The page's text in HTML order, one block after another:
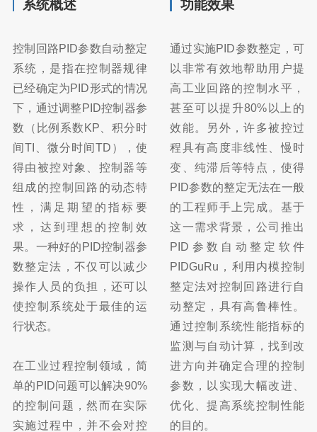
系统概述
控制回路PID参数自动整定
系统，是指在控制器规律
已经确定为PID形式的情况
下，通过调整PID控制器参
数（比例系数KP、积分时
间TI、微分时间TD），使
得由被控对象、控制器等
组成的控制回路的动态特
性，满足期望的指标要
求，达到理想的控制效
果。一种好的PID控制器参
数整定法，不仅可以减少
操作人员的负担，还可以
使控制系统处于最佳的运
行状态。
在工业过程控制领域，简
单的PID问题可以解决90%
的控制问题，然而在实际
实施过程中，并不会对控
功能效果
通过实施PID参数整定，可
以非常有效地帮助用户提
高工业回路的控制水平，
甚至可以提升80%以上的
效能。另外，许多被控过
程具有高度非线性、慢时
变、纯滞后等特点，使得
PID参数的整定无法在一般
的工程师手上完成。基于
这一需求背景，公司推出
PID参数自动整定软件
PIDGuRu，利用内模控制
整定法对控制回路进行自
动整定，具有高鲁棒性。
通过控制系统性能指标的
监测与自动计算，找到改
进方向并确定合理的控制
参数，以实现大幅改进、
优化、提高系统控制性能
的目的。